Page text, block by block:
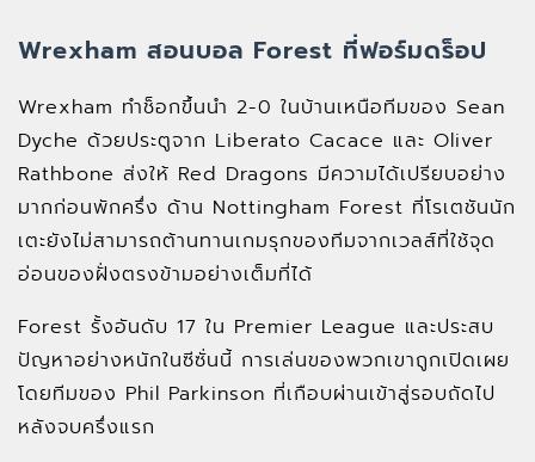
Wrexham สอนบอล Forest ที่ฟอร์มดร็อป
Wrexham ทำช็อกขึ้นนำ 2-0 ในบ้านเหนือทีมของ Sean
Dyche ด้วยประตูจาก Liberato Cacace และ Oliver
Rathbone ส่งให้ Red Dragons มีความได้เปรียบอย่าง
มากก่อนพักครึ่ง ด้าน Nottingham Forest ที่โรเตชันนัก
เตะยังไม่สามารถต้านทานเกมรุกของทีมจากเวลส์ที่ใช้จุด
อ่อนของฝั่งตรงข้ามอย่างเต็มที่ได้
Forest รั้งอันดับ 17 ใน Premier League และประสบ
ปัญหาอย่างหนักในซีซั่นนี้ การเล่นของพวกเขาถูกเปิดเผย
โดยทีมของ Phil Parkinson ที่เกือบผ่านเข้าสู่รอบถัดไป
หลังจบครึ่งแรก